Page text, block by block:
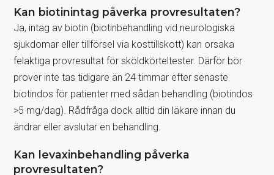
Kan biotinintag påverka provresultaten?
Ja, intag av biotin (biotinbehandling vid neurologiska
sjukdomar eller tillförsel via kosttillskott) kan orsaka
felaktiga provresultat för sköldkörteltester. Därför bör
prover inte tas tidigare än 24 timmar efter senaste
biotindos för patienter med sådan behandling (biotindos
>5 mg/dag). Rådfråga dock alltid din läkare innan du
ändrar eller avslutar en behandling.
Kan levaxinbehandling påverka
provresultaten?